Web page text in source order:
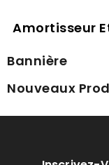
Amortisseur
Bannière
Nouveaux